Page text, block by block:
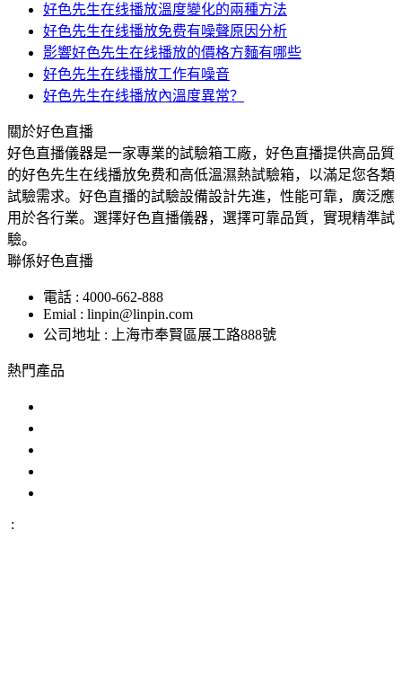
好色先生在线播放溫度變化的兩種方法
好色先生在线播放免费有噪聲原因分析
影響好色先生在线播放的價格方麵有哪些
好色先生在线播放工作有噪音
好色先生在线播放內溫度異常？
關於好色直播
好色直播儀器是一家專業的試驗箱工廠，好色直播提供高品質
的好色先生在线播放免费和高低溫濕熱試驗箱，以滿足您各類
試驗需求。好色直播的試驗設備設計先進，性能可靠，廣泛應
用於各行業。選擇好色直播儀器，選擇可靠品質，實現精準試
驗。
聯係好色直播
電話 : 4000-662-888
Emial : linpin@linpin.com
公司地址 : 上海市奉賢區展工路888號
熱門產品
: